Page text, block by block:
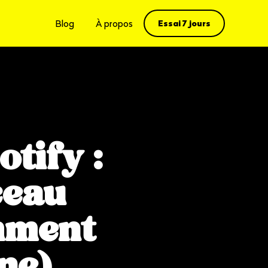
Blog À propos Essai 7 jours
: